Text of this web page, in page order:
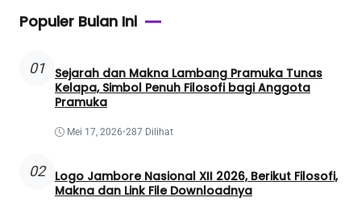
Populer Bulan Ini
01
Sejarah dan Makna Lambang Pramuka Tunas
Kelapa, Simbol Penuh Filosofi bagi Anggota
Pramuka
Mei 17, 2026•287 Dilihat
02
Logo Jambore Nasional XII 2026, Berikut Filosofi,
Makna dan Link File Downloadnya